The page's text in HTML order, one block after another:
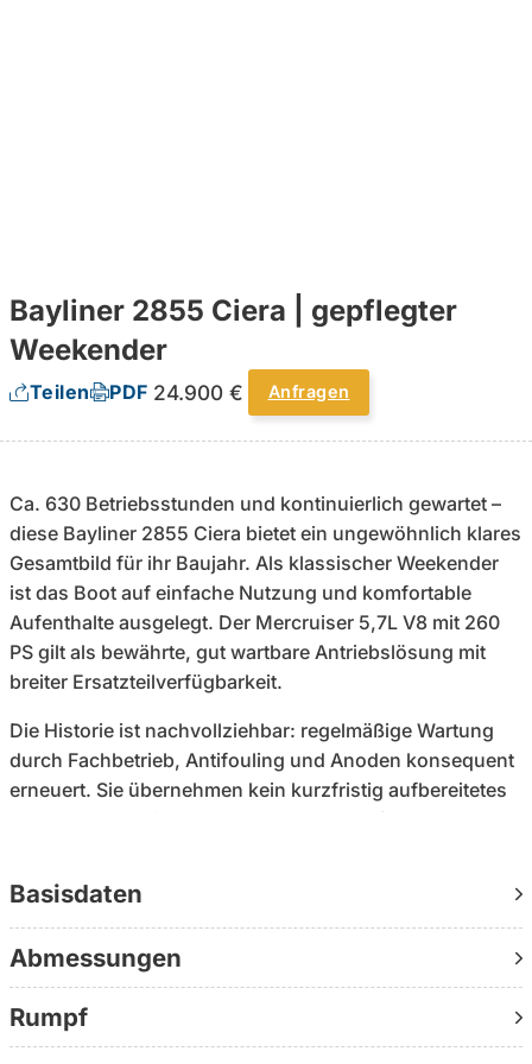
Bayliner 2855 Ciera | gepflegter
Weekender
Teilen PDF 24.900 € Anfragen
Ca. 630 Betriebsstunden und kontinuierlich gewartet –
diese Bayliner 2855 Ciera bietet ein ungewöhnlich klares
Gesamtbild für ihr Baujahr. Als klassischer Weekender
ist das Boot auf einfache Nutzung und komfortable
Aufenthalte ausgelegt. Der Mercruiser 5,7L V8 mit 260
PS gilt als bewährte, gut wartbare Antriebslösung mit
breiter Ersatzteilverfügbarkeit.
Die Historie ist nachvollziehbar: regelmäßige Wartung
durch Fachbetrieb, Antifouling und Anoden konsequent
erneuert. Sie übernehmen kein kurzfristig aufbereitetes
Boot, sondern eines, das über Jahre gepflegt wurde.
Hafen deutlich. Klimaanlage und Heizung erweitern den
Nutzungszeitraum über die reine Sommersaison hinaus.
Unter Deck bietet die Aufteilung zwei Kabinenbereiche
mit bis zu vier Kojen, ergänzt durch WC, Dusche,
Kühlschrank und Kochgelegenheit – geeignet für
Wochenend- und Mehrtagestörns.
Basisdaten
Abmessungen
Rumpf